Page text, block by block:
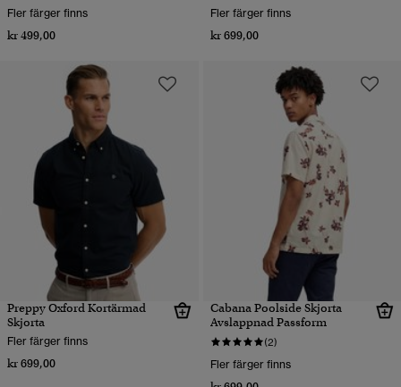
Fler färger finns
kr 499,00
Fler färger finns
kr 699,00
Preppy Oxford Kortärmad
Skjorta
Fler färger finns
kr 699,00
Cabana Poolside Skjorta
Avslappnad Passform
(2)
Fler färger finns